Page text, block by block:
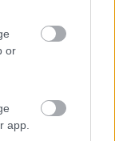
or
app.